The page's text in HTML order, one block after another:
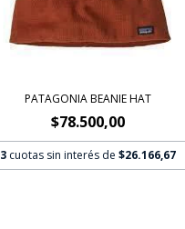
PATAGONIA BEANIE HAT
$78.500,00
3 cuotas sin interés de $26.166,67